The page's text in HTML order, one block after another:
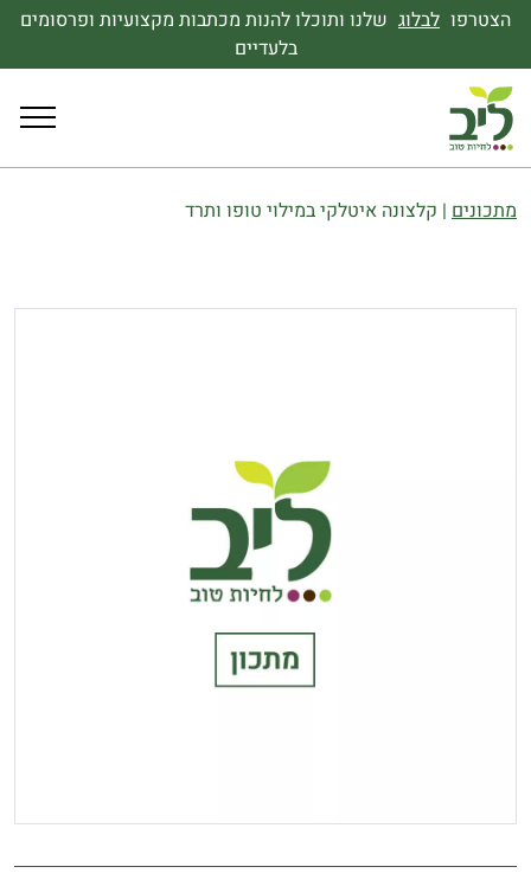
הצטרפו לבלוג שלנו ותוכלו להנות מכתבות מקצועיות ופרסומים
בלעדיים
מתכונים | קלצונה איטלקי במילוי טופו ותרד